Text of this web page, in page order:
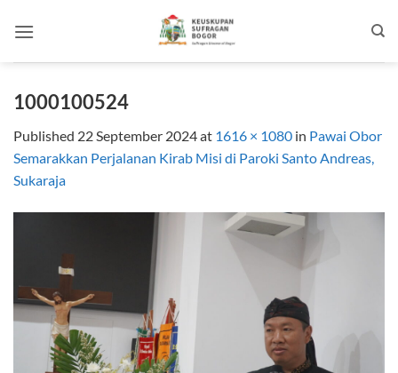
1000100524
Published 22 September 2024at 1616 × 1080 in Pawai Obor
Semarakkan Perjalanan Kirab Misi di Paroki Santo Andreas,
Sukaraja